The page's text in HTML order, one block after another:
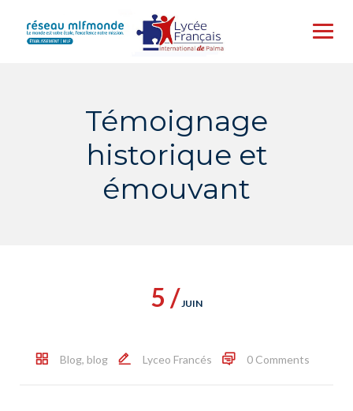
Témoignage
historique et
émouvant
5 /JUIN
Blog, blog Lyceo Francés 0 Comments